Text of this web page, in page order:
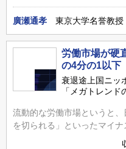
廣瀬通孝 東京大学名誉教授
労働市場が硬
の4分の1以下
衰退途上国ニッ
「メガトレンド
流動的な労働市場というと
を切られる」といったマイナ